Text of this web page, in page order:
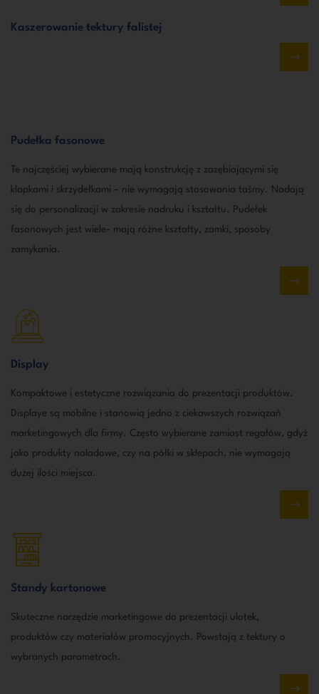
Kaszerowanie tektury falistej
Pudełka fasonowe
Te najczęściej wybierane mają konstrukcję z zazębiającymi się
klapkami i skrzydełkami – nie wymagają stosowania taśmy. Nadają
się do personalizacji w zakresie nadruku i kształtu. Pudełek
fasonowych jest wiele- mają różne kształty, zamki, sposoby
zamykania.
Display
Kompaktowe i estetyczne rozwiązania do prezentacji produktów.
Displaye są mobilne i stanowią jedno z ciekawszych rozwiązań
marketingowych dla firmy. Często wybierane zamiast regałów, gdyż
jako produkty naladowe, czy na półki w sklepach, nie wymagają
dużej ilości miejsca.
Standy kartonowe
Skuteczne narzędzie marketingowe do prezentacji ulotek,
produktów czy materiałów promocyjnych. Powstają z tektury o
wybranych parametrach.